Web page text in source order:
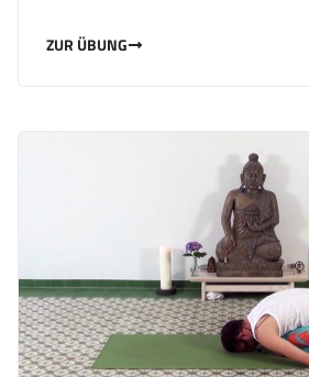
ZUR ÜBUNG